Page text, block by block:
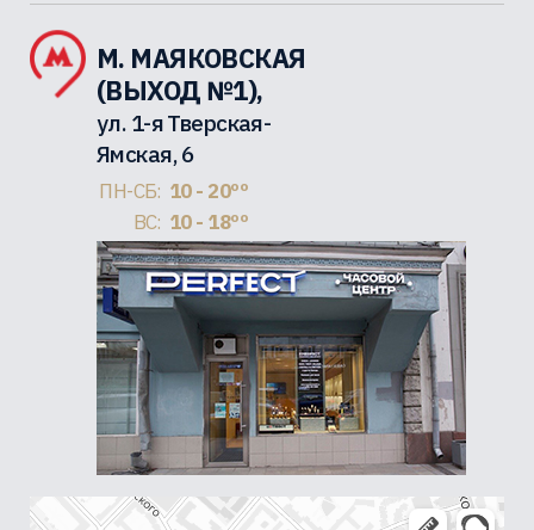
М. МАЯКОВСКАЯ
(ВЫХОД №1),
ул. 1-я Тверская-
Ямская, 6
ПН-СБ: 10 - 20ºº
ВС: 10 - 18ºº